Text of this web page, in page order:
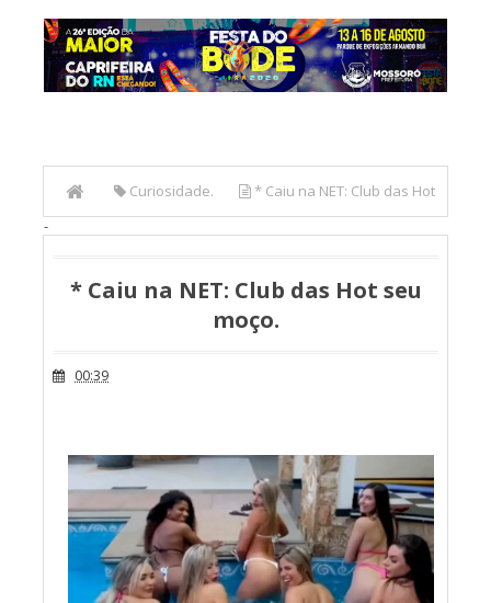
Curiosidade. * Caiu na NET: Club das Hot
seu moço.
-
* Caiu na NET: Club das Hot seu
moço.
00:39